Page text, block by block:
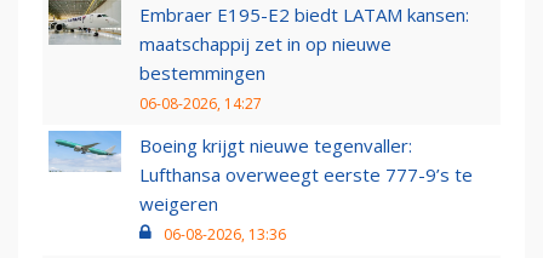
Embraer E195-E2 biedt LATAM kansen:
maatschappij zet in op nieuwe
bestemmingen
06-08-2026, 14:27
Boeing krijgt nieuwe tegenvaller:
Lufthansa overweegt eerste 777-9’s te
weigeren
06-08-2026, 13:36